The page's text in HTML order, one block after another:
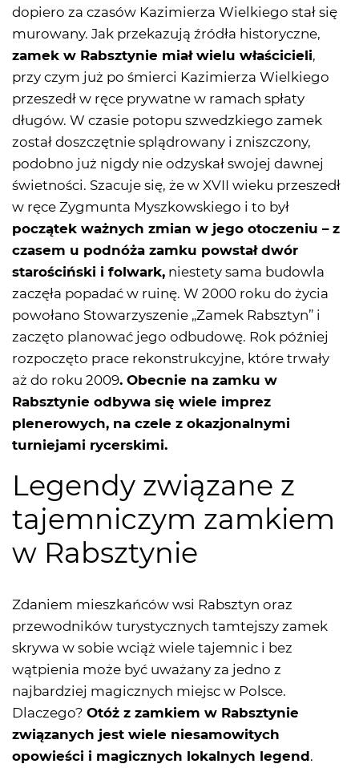
dopiero za czasów Kazimierza Wielkiego stał się
murowany. Jak przekazują źródła historyczne,
zamek w Rabsztynie miał wielu właścicieli,
przy czym już po śmierci Kazimierza Wielkiego
przeszedł w ręce prywatne w ramach spłaty
długów. W czasie potopu szwedzkiego zamek
został doszczętnie splądrowany i zniszczony,
podobno już nigdy nie odzyskał swojej dawnej
świetności. Szacuje się, że w XVII wieku przeszedł
w ręce Zygmunta Myszkowskiego i to był
początek ważnych zmian w jego otoczeniu – z
czasem u podnóża zamku powstał dwór
starościński i folwark, niestety sama budowla
zaczęła popadać w ruinę. W 2000 roku do życia
powołano Stowarzyszenie „Zamek Rabsztyn” i
zaczęto planować jego odbudowę. Rok później
rozpoczęto prace rekonstrukcyjne, które trwały
aż do roku 2009. Obecnie na zamku w
Rabsztynie odbywa się wiele imprez
plenerowych, na czele z okazjonalnymi
turniejami rycerskimi.
Legendy związane z
tajemniczym zamkiem
w Rabsztynie
Zdaniem mieszkańców wsi Rabsztyn oraz
przewodników turystycznych tamtejszy zamek
skrywa w sobie wciąż wiele tajemnic i bez
wątpienia może być uważany za jedno z
najbardziej magicznych miejsc w Polsce.
Dlaczego? Otóż z zamkiem w Rabsztynie
związanych jest wiele niesamowitych
opowieści i magicznych lokalnych legend.